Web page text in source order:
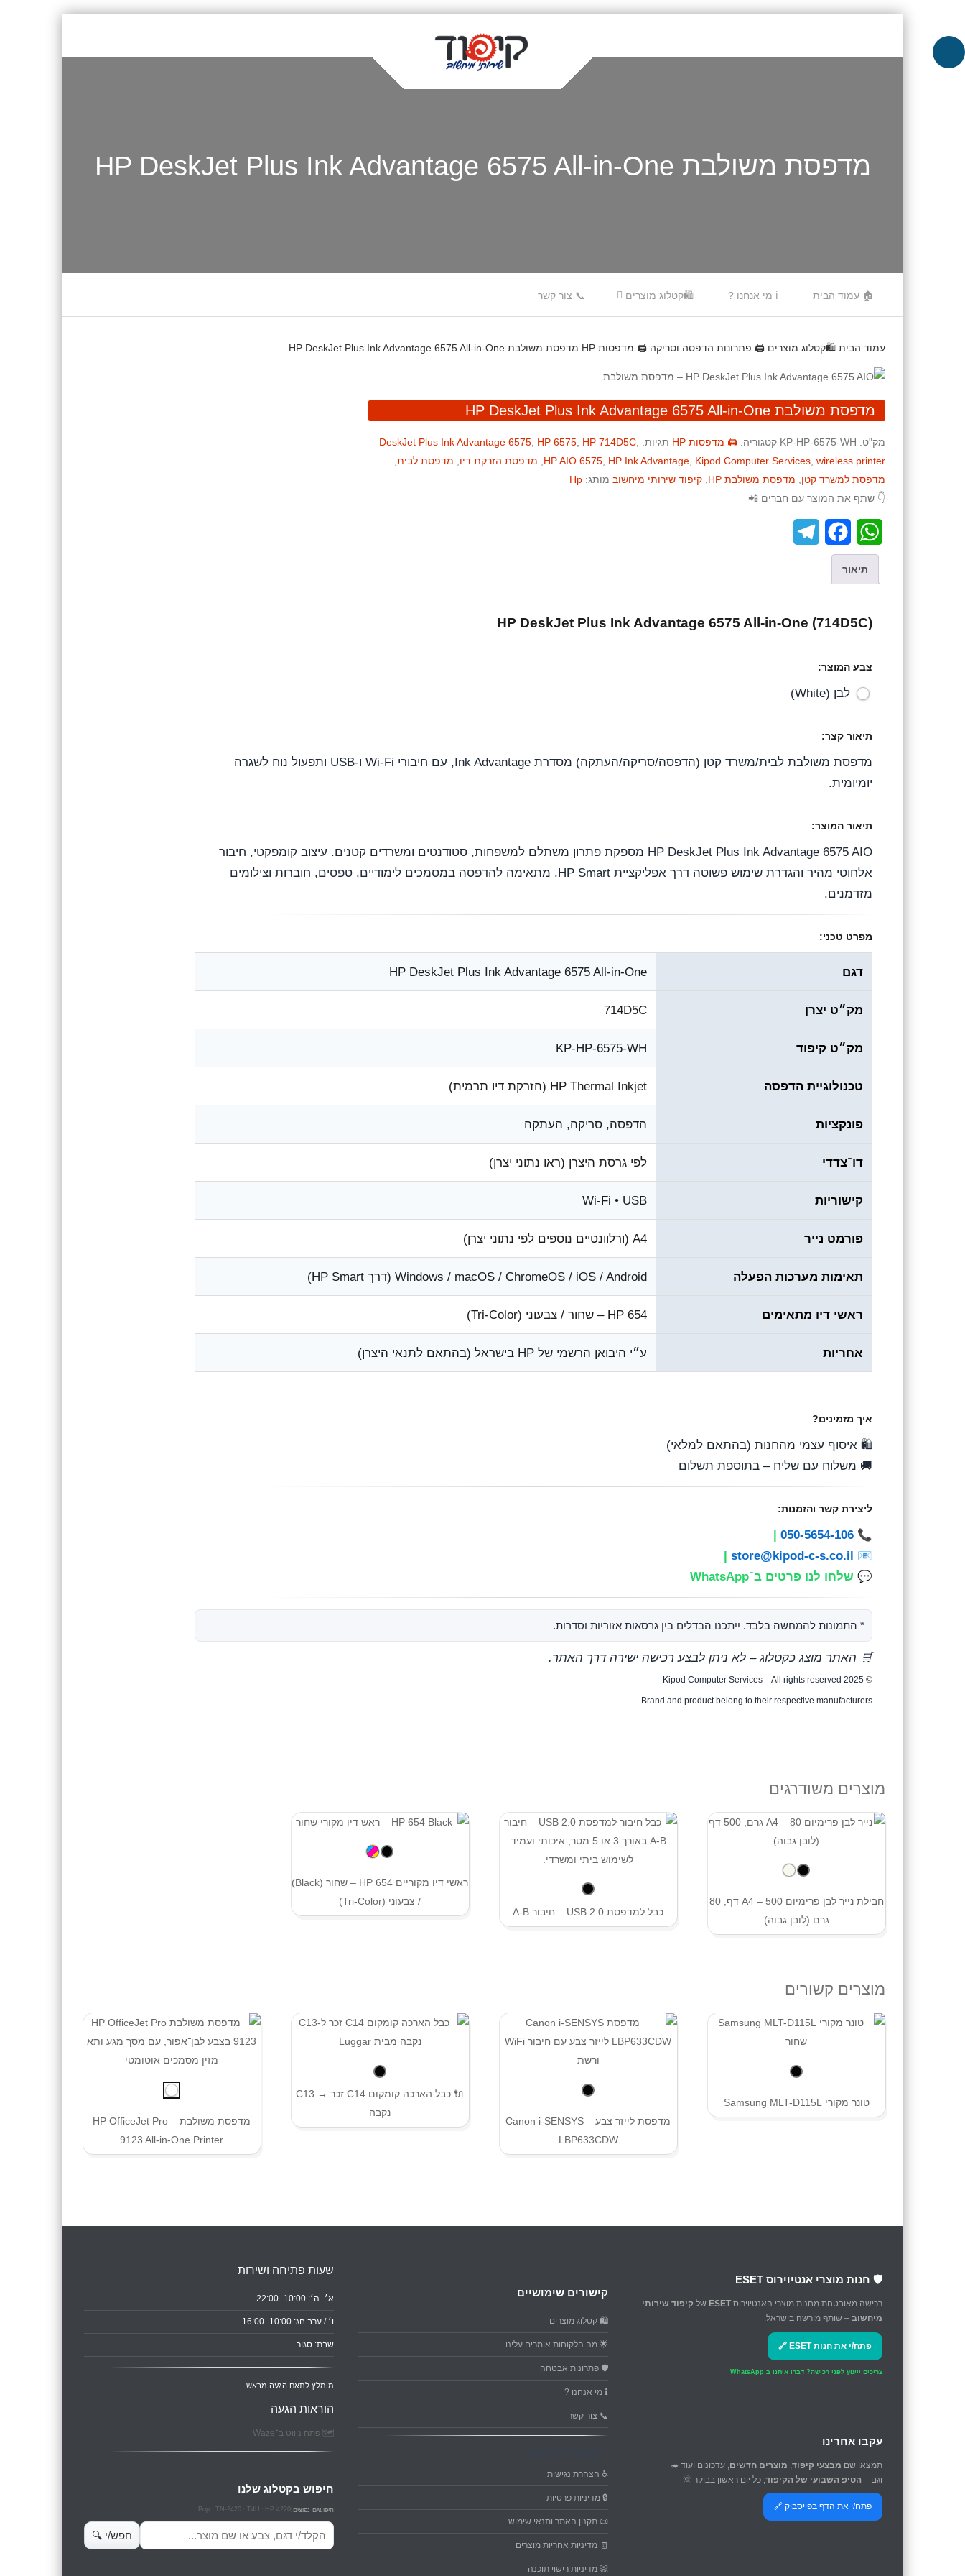
מדפסת משולבת HP DeskJet Plus Ink Advantage 6575 All-in-One
Menu🏠 עמוד הבית
ℹ️ מי אנחנו ? 🛍️קטלוג מוצרים 📞 צור קשר
עמוד הבית 🛍️קטלוג מוצרים 🖨️ פתרונות הדפסה וסריקה 🖨️ מדפסות HP מדפסת משולבת HP DeskJet Plus Ink Advantage 6575 All-in-One
מדפסת משולבת HP DeskJet Plus Ink Advantage 6575 All-in-One
מק"ט: KP-HP-6575-WH קטגוריה: 🖨️ מדפסות HP תגיות: DeskJet Plus Ink Advantage 6575 HP 6575 HP 714D5C
HP AIO 6575 HP Ink Advantage Kipod Computer Services wireless printer מדפסת הזרקת דיו מדפסת לבית
מדפסת למשרד קטן
מדפסת משולבת HP קיפוד שירותי מיחשוב מותג: Hp
👇 שתף את המוצר עם חברים 📲
W
h
a
c
l
a
m
תיאור
HP DeskJet Plus Ink Advantage 6575 All-in-One (714D5C)
צבע המוצר:
לבן (White)
תיאור קצר:
מדפסת משולבת לבית/משרד קטן (הדפסה/סריקה/העתקה) מסדרת Ink Advantage, עם חיבורי Wi-Fi ו-USB ותפעול נוח לשגרה
יומיומית.
תיאור המוצר:
HP DeskJet Plus Ink Advantage 6575 AIO מספקת פתרון משתלם למשפחות, סטודנטים ומשרדים קטנים. עיצוב קומפקטי, חיבור
אלחוטי מהיר והגדרת שימוש פשוטה דרך אפליקציית HP Smart. מתאימה להדפסה במסמכים לימודיים, טפסים, חוברות וצילומים
מזדמנים.
מפרט טכני:
דגם HP DeskJet Plus Ink Advantage 6575 All-in-One
מק״ט יצרן 714D5C
מק״ט קיפוד KP-HP-6575-WH
טכנולוגיית הדפסה HP Thermal Inkjet (הזרקת דיו תרמית)
פונקציות הדפסה, סריקה, העתקה
דו־צדדי לפי גרסת היצרן (ראו נתוני יצרן)
קישוריות Wi-Fi • USB
פורמט נייר A4 (ורלוונטיים נוספים לפי נתוני יצרן)
תאימות מערכות הפעלה Windows / macOS / ChromeOS / iOS / Android (דרך HP Smart)
ראשי דיו מתאימים HP 654 – שחור / צבעוני (Tri-Color)
אחריות ע״י היבואן הרשמי של HP בישראל (בהתאם לתנאי היצרן)
איך מזמינים?
🛍️ איסוף עצמי מהחנות (בהתאם למלאי)
🚚 משלוח עם שליח – בתוספת תשלום
ליצירת קשר והזמנות:
📞
050-5654-106
|
📧
store@kipod-c-s.co.il
|
💬 שלחו לנו פרטים ב־WhatsApp
* התמונות להמחשה בלבד. ייתכנו הבדלים בין גרסאות אזוריות וסדרות.
🛒 האתר מוצג כקטלוג – לא ניתן לבצע רכישה ישירה דרך האתר.
© Kipod Computer Services – All rights reserved 2025
Brand and product belong to their respective manufacturers.
מוצרים משודרגים
חבילת נייר לבן פרימיום A4 – 500 דף, 80
גרם (לובן גבוה)
כבל למדפסת USB 2.0 – חיבור A-B
ראשי דיו מקוריים HP 654 – שחור (Black)
/ צבעוני (Tri-Color)
מוצרים קשורים
טונר מקורי Samsung MLT-D115L
מדפסת לייזר צבע – Canon i-SENSYS
LBP633CDW
🔌 כבל הארכה קומקום C14 זכר → C13
נקבה
מדפסת משולבת – HP OfficeJet Pro
9123 All-in-One Printer
🛡️ חנות מוצרי אנטיוירוס ESET
רכישה מאובטחת מחנות מוצרי האנטיוירוס ESET של קיפוד שירותי
מיחשוב – שותף מורשה בישראל.
פתח/י את חנות ESET 🔗
צריכים ייעוץ לפני רכישה? דברו איתנו ב־WhatsApp
עקבו אחרינו
תמצאו שם מבצעי קיפוד מוצרים חדשים , עדכונים ועוד 🦔
וגם – הטיפ השבועי של הקיפוד , כל יום ראשון בבוקר 🌞
פתח/י את הדף בפייסבוק 🔗
קישורים שימושיים
🛍️ קטלוג מוצרים
🌟 מה הלקוחות אומרים עלינו
🛡️ פתרונות אבטחה
ℹ️ מי אנחנו ?
📞 צור קשר
♿ הצהרת נגישות
🔒 מדיניות פרטיות
📜 תקנון האתר ותנאי שימוש
🧾 מדיניות אחריות מוצרים
📀 מדיניות רישוי תוכנה
שעות פתיחה ושירות
א׳–ה׳: 10:00–22:00
ו׳ / ערב חג: 10:00–16:00
שבת: סגור
מומלץ לתאם הגעה מראש
הוראות הגעה
🗺️ פתח ניווט ב־Waze
חיפוש בקטלוג שלנו
חיפושים נפוצים:HP 4220
T4U
TN-2420
Pop
חיפוש מוצרים
חפש/י 🔍